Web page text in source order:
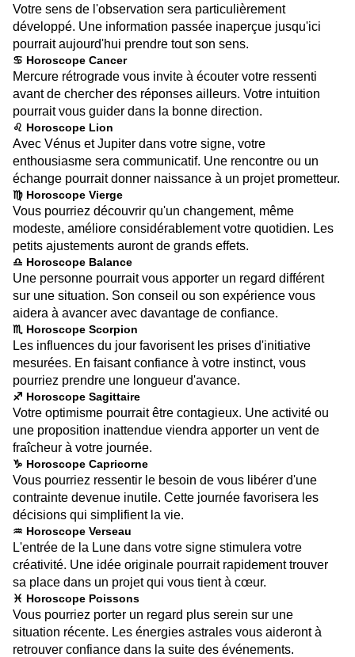
Votre sens de l'observation sera particulièrement
développé. Une information passée inaperçue jusqu'ici
pourrait aujourd'hui prendre tout son sens.
♋ Horoscope Cancer
Mercure rétrograde vous invite à écouter votre ressenti
avant de chercher des réponses ailleurs. Votre intuition
pourrait vous guider dans la bonne direction.
♌ Horoscope Lion
Avec Vénus et Jupiter dans votre signe, votre
enthousiasme sera communicatif. Une rencontre ou un
échange pourrait donner naissance à un projet prometteur.
♍ Horoscope Vierge
Vous pourriez découvrir qu'un changement, même
modeste, améliore considérablement votre quotidien. Les
petits ajustements auront de grands effets.
♎ Horoscope Balance
Une personne pourrait vous apporter un regard différent
sur une situation. Son conseil ou son expérience vous
aidera à avancer avec davantage de confiance.
♏ Horoscope Scorpion
Les influences du jour favorisent les prises d'initiative
mesurées. En faisant confiance à votre instinct, vous
pourriez prendre une longueur d'avance.
♐ Horoscope Sagittaire
Votre optimisme pourrait être contagieux. Une activité ou
une proposition inattendue viendra apporter un vent de
fraîcheur à votre journée.
♑ Horoscope Capricorne
Vous pourriez ressentir le besoin de vous libérer d'une
contrainte devenue inutile. Cette journée favorisera les
décisions qui simplifient la vie.
♒ Horoscope Verseau
L'entrée de la Lune dans votre signe stimulera votre
créativité. Une idée originale pourrait rapidement trouver
sa place dans un projet qui vous tient à cœur.
♓ Horoscope Poissons
Vous pourriez porter un regard plus serein sur une
situation récente. Les énergies astrales vous aideront à
retrouver confiance dans la suite des événements.